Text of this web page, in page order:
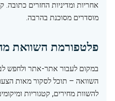
אחריות ומדיניות החזרים
מוסדרים מסוכנת בהרבה.
פלטפורמת השוואת
במקום לעבור אתר-אתר ולחפש
השוואה – תוכל לסקור מאות
להשוות מחירים, קטגוריות